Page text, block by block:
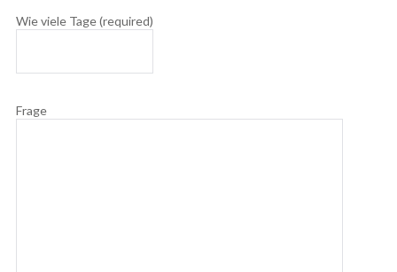
Wie viele Tage (required)
Frage